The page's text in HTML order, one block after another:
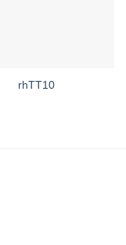
rhTT10